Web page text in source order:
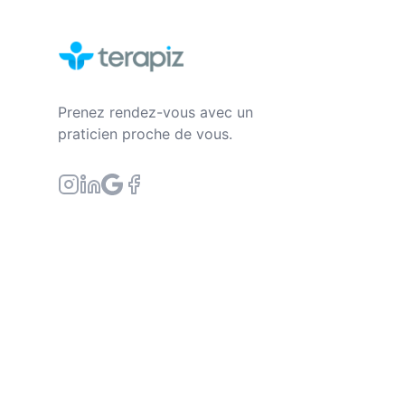
Prenez rendez-vous avec un
praticien proche de vous.